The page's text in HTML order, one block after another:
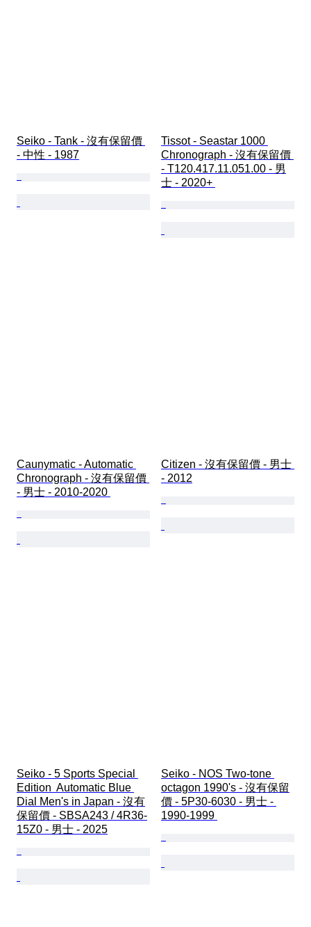
Seiko - Tank - 沒有保留價
- 中性 - 1987
Tissot - Seastar 1000
Chronograph - 沒有保留價
- T120.417.11.051.00 - 男
士 - 2020+
Caunymatic - Automatic
Chronograph - 沒有保留價
- 男士 - 2010-2020
Citizen - 沒有保留價 - 男士
- 2012
Seiko - 5 Sports Special
Edition  Automatic Blue
Dial Men's in Japan - 沒有
保留價 - SBSA243 / 4R36-
15Z0 - 男士 - 2025
Seiko - NOS Two-tone
octagon 1990's - 沒有保留
價 - 5P30-6030 - 男士 -
1990-1999